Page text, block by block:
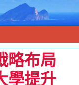
略布局
學提升